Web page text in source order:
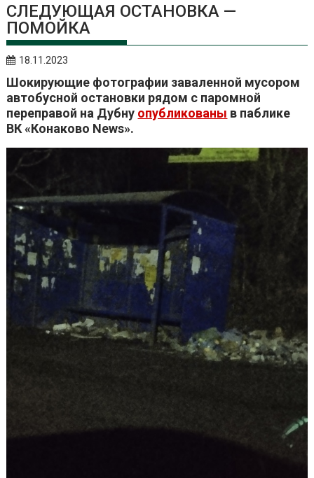
СЛЕДУЮЩАЯ ОСТАНОВКА —
ПОМОЙКА
18.11.2023
Шокирующие фотографии заваленной мусором
автобусной остановки рядом с паромной
переправой на Дубну опубликованы в паблике
ВК «Конаково News».